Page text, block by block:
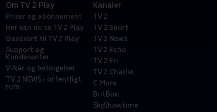
Om TV 2 Play
Priser og abonnement
Her kan du se TV 2 Play
Gavekort til TV 2 Play
Support og
Kundecenter
Vilkår og betingelser
TV 2 NEWS i offentligt
rum
Kanaler
TV 2
TV 2 Sport
TV 2 News
TV 2 Echo
TV 2 Fri
TV 2 Charlie
C More
BritBox
SkyShowtime